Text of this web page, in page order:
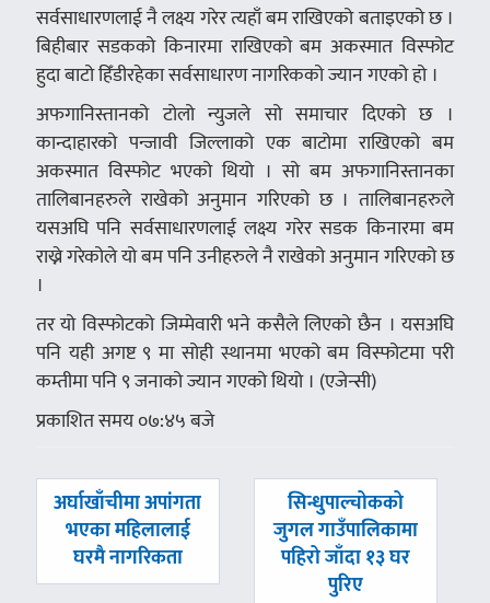
सर्वसाधारणलाई नै लक्ष्य गरेर त्यहाँ बम राखिएको बताइएको छ ।
बिहीबार सडकको किनारमा राखिएको बम अकस्मात विस्फोट
हुदा बाटो हिँडीरहेका सर्वसाधारण नागरिकको ज्यान गएको हो ।
अफगानिस्तानको टोलो न्युजले सो समाचार दिएको छ ।
कान्दाहारको पन्जावी जिल्लाको एक बाटोमा राखिएको बम
अकस्मात विस्फोट भएको थियो । सो बम अफगानिस्तानका
तालिबानहरुले राखेको अनुमान गरिएको छ । तालिबानहरुले
यसअघि पनि सर्वसाधारणलाई लक्ष्य गरेर सडक किनारमा बम
राख्ने गरेकोले यो बम पनि उनीहरुले नै राखेको अनुमान गरिएको छ
।
तर यो विस्फोटको जिम्मेवारी भने कसैले लिएको छैन । यसअघि
पनि यही अगष्ट ९ मा सोही स्थानमा भएको बम विस्फोटमा परी
कम्तीमा पनि ९ जनाको ज्यान गएको थियो । (एजेन्सी)
प्रकाशित समय ०७:४५ बजे
पछिल्लाे
अर्घाखाँचीमा अपांगता
भएका महिलालाई
घरमै नागरिकता
अघिल्लाे
-
सिन्धुपाल्चोकको
जुगल गाउँपालिकामा
पहिरो जाँदा १३ घर
पुरिए